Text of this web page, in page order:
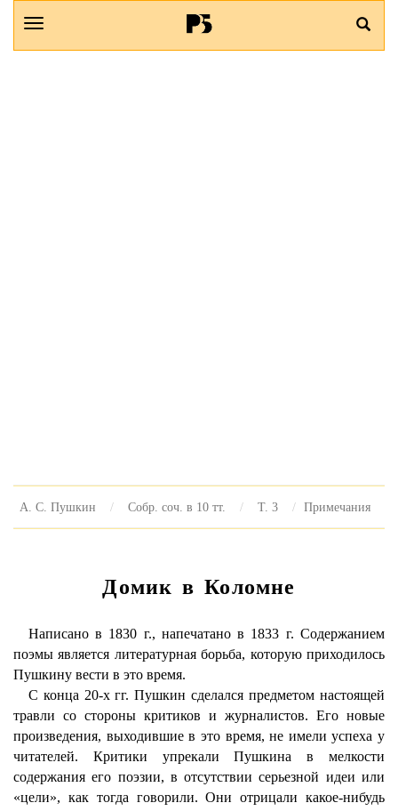
А. С. Пушкин Собр. соч. в 10 тт. Т. 3 Примечания
Домик в Коломне
Написано в 1830 г., напечатано в 1833 г. Содержанием
поэмы является литературная борьба, которую приходилось
Пушкину вести в это время.
С конца 20-х гг. Пушкин сделался предметом настоящей
травли со стороны критиков и журналистов. Его новые
произведения, выходившие в это время, не имели успеха у
читателей. Критики упрекали Пушкина в мелкости
содержания его поэзии, в отсутствии серьезной идеи или
«цели», как тогда говорили. Они отрицали какое-нибудь